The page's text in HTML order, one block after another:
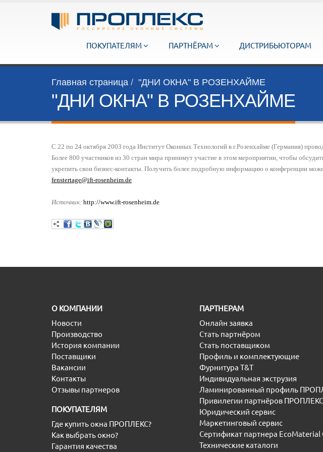
ПОКУПАТЕЛЯМ ПАРТНЁРАМ ДИСТРИБЬЮТОРАМ
Главная страница "ДНИ ОКНА" В РОЗЕНХАЙМЕ
"ДНИ ОКНА" В РОЗЕНХАЙМЕ
С 22 по 24 октября 2003 года Институт Оконных Технологий в г.Розенхайме (Германия)
Более 800 участников из 30 стран мира принимут участие в этом мероприятии, чтобы
укрепить свои бизнес-контакты. Получить более подробную информацию о конференции
fenstertage@ift-rosenheim.de
Источник: http://www.ift-rosenheim.de
O КОМПАНИИ
Новости
Производство
История компании
Поставщики
Вакансии
Контакты
Отзывы партнеров
ПОКУПАТЕЛЯМ
Где купить окна ПРОПЛЕКС?
Как выбрать окно?
Гарантия качества
ПАРТНЕРАМ
Онлайн заявка
Стать партнёром
Стать поставщиком
Профиль и комплектующие
Фурнитура T&T
Индивидуальная экструзия
Ламинированный профиль
Привилегии партнёров ПРОПЛЕКС
Юридический сервис
Маркетинговый сервис
Сертификат партнера EcoMaterial
Технические каталоги